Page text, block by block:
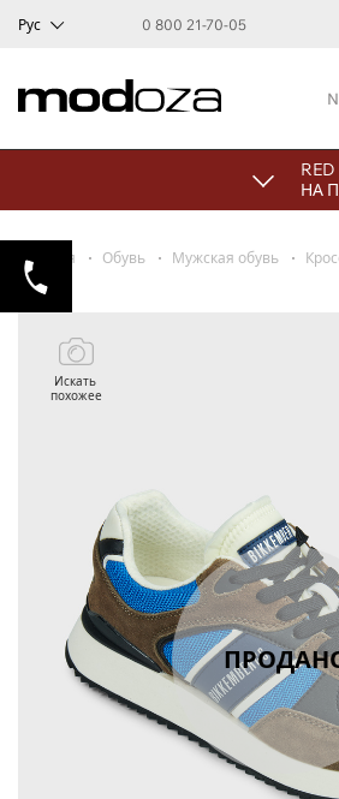
Рус 0 800 21-70-05
RED
НА
Главная Обувь Мужская обувь
Искать
похожее